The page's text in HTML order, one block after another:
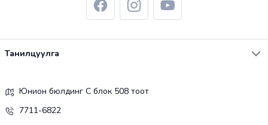
Танилцуулга
Юнион бюлдинг С блок 508 тоот
7711-6822